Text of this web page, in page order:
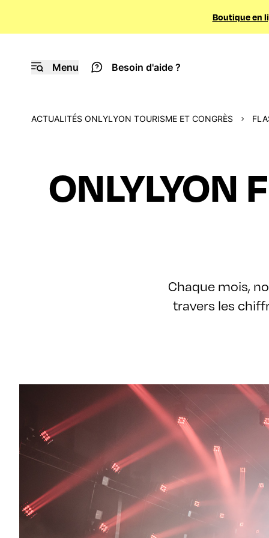
Boutique en
Menu Besoin d'aide ?
ACTUALITÉS ONLYLYON TOURISME ET CONGRÈS
Chaque mois,
travers les